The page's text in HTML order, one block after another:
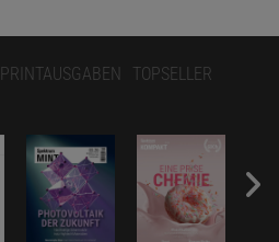
PRINTAUSGABEN TOPSELLER